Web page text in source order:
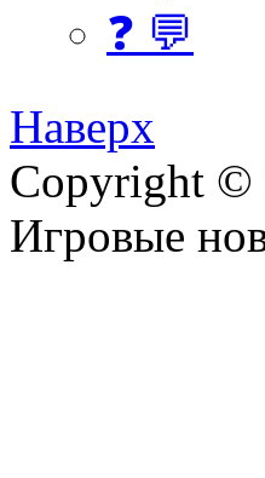
❓ 💬
Наверх
Copyright ©
Игровые